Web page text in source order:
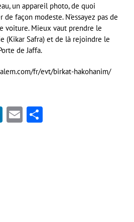
un appareil photo, de quoi
façon modeste. N’essayez pas de
voiture. Mieux vaut prendre le
(Kikar Safra) et de là rejoindre le
de Jaffa.
fr/evt/birkat-hakohanim/
LinkedIn
Email